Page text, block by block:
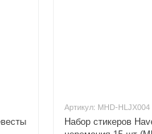
Артикул: MHD-HLJX004
Набор стикеров